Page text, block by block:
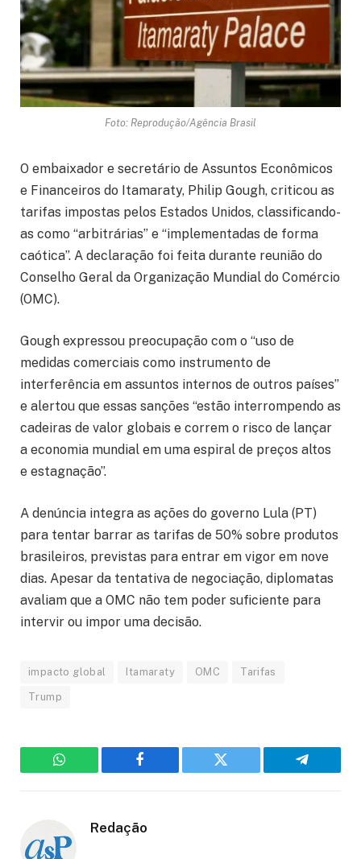
Foto: Reprodução/Agência Brasil
O embaixador e secretário de Assuntos Econômicos
e Financeiros do Itamaraty, Philip Gough, criticou as
tarifas impostas pelos Estados Unidos, classificando-
as como “arbitrárias” e “implementadas de forma
caótica”. A declaração foi feita durante reunião do
Conselho Geral da Organização Mundial do Comércio
(OMC).
Gough expressou preocupação com o “uso de
medidas comerciais como instrumento de
interferência em assuntos internos de outros países”
e alertou que essas sanções “estão interrompendo as
cadeiras de valor globais e correm o risco de lançar
a economia mundial em uma espiral de preços altos
e estagnação”.
A denúncia integra as ações do governo Lula (PT)
para tentar barrar as tarifas de 50% sobre produtos
brasileiros, previstas para entrar em vigor em nove
dias. Apesar da tentativa de negociação, diplomatas
avaliam que a OMC não tem poder suficiente para
intervir ou impor uma decisão.
impacto global Itamaraty OMC Tarifas
Trump
WhatsApp Facebook Twitter Telegram
Redação